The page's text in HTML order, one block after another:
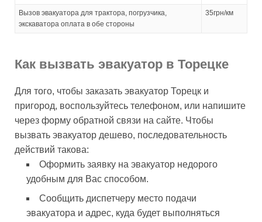
Вызов эвакуатора для трактора, погрузчика,
экскаватора оплата в обе стороны
35грн/км
Как вызвать эвакуатор в Торецке
Для того, чтобы заказать эвакуатор Торецк и
пригород, воспользуйтесь телефоном, или напишите
через форму обратной связи на сайте. Чтобы
вызвать эвакуатор дешево, последовательность
действий такова:
Оформить заявку на эвакуатор недорого
удобным для Вас способом.
Сообщить диспетчеру место подачи
эвакуатора и адрес, куда будет выполняться